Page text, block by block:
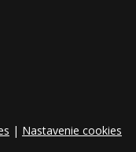
| Nastavenie cookies